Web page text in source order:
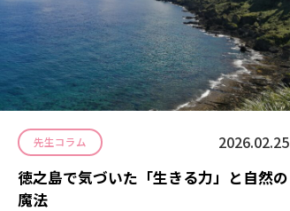
先生コラム
2026.02.25
徳之島で気づいた「生きる力」と自然の
魔法